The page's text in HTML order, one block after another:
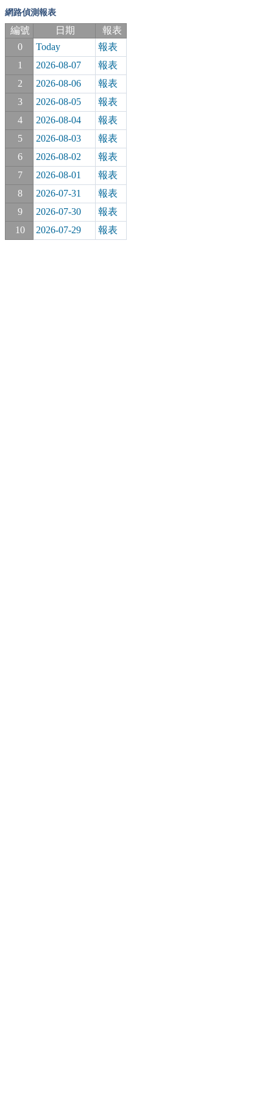
網路偵測報表
編號 日期
報表
0
Today
報表
1
2026-08-07
報表
2
2026-08-06
報表
3
2026-08-05
報表
4
2026-08-04
報表
5
2026-08-03
報表
6
2026-08-02
報表
7
2026-08-01
報表
8
2026-07-31
報表
9
2026-07-30
報表
10
2026-07-29 報表